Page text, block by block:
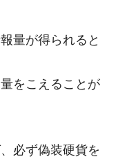
量が得られると
をこえることが
必ず偽装硬貨を